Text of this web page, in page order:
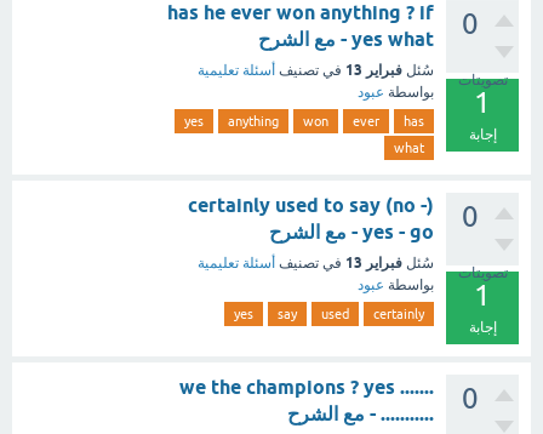
0
تصويتات
1
إجابة
has he ever won anything ? if
yes what - مع الشرح
سُئل فبراير 13 في تصنيف أسئلة تعليمية
بواسطة عبود
has
ever
won
anything
yes
what
0
تصويتات
1
إجابة
(certainly used to say (no -
yes - go - مع الشرح
سُئل فبراير 13 في تصنيف أسئلة تعليمية
بواسطة عبود
certainly
used
say
yes
0
....... we the champions ? yes
........... - مع الشرح